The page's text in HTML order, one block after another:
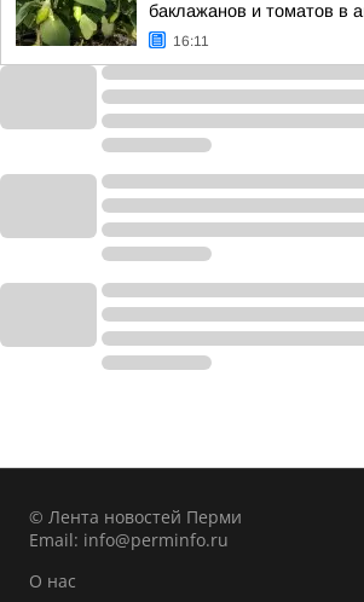
баклажанов и томатов в
16:11
© Лента новостей Перми
Email: info@perminfo.ru
О нас